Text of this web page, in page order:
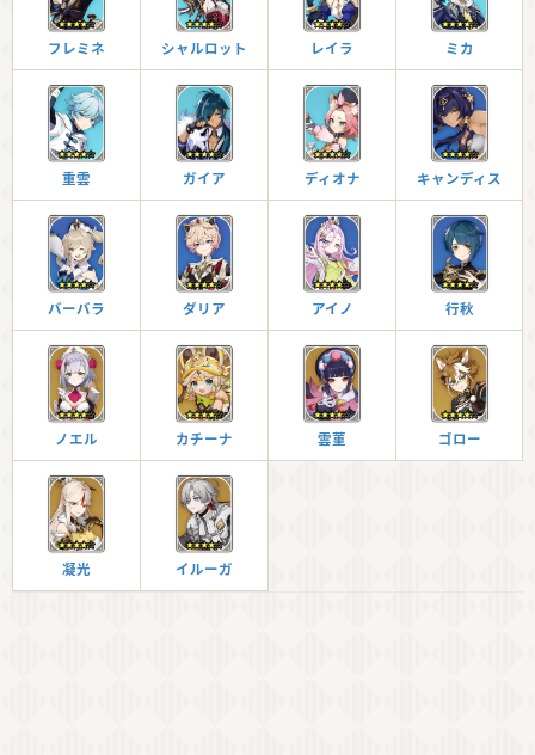
フレミネ シャルロット レイラ ミカ
重雲 ガイア ディオナ キャンディス
バーバラ ダリア アイノ 行秋
ノエル カチーナ 雲菫 ゴロー
凝光 イルーガ